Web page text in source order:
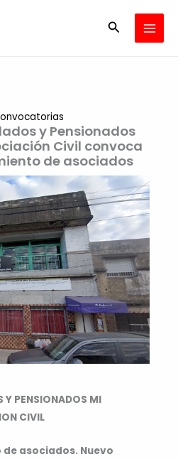
Buscar
y Pensionados
Civil convoca
de asociados
Y PENSIONADOS MI
CIVIL
asociados. Nuevo